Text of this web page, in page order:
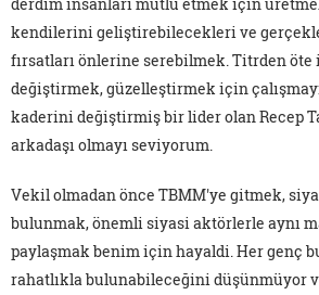
kendilerini geliştirebilecekleri ve
fırsatları önlerine serebilmek. Titrden öte
değiştirmek, güzelleştirmek için
kaderini değiştirmiş bir lider olan Recep
arkadaşı olmayı seviyorum.
Vekil olmadan önce TBMM'ye gitmek,
bulunmak, önemli siyasi aktörlerle aynı
paylaşmak benim için hayaldi. Her genç
rahatlıkla bulunabileceğini düşünmüyor